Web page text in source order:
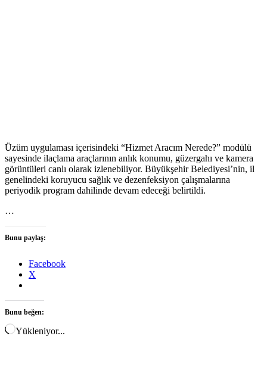
Üzüm uygulaması içerisindeki “Hizmet Aracım Nerede?” modülü
sayesinde ilaçlama araçlarının anlık konumu, güzergahı ve kamera
görüntüleri canlı olarak izlenebiliyor. Büyükşehir Belediyesi’nin, il
genelindeki koruyucu sağlık ve dezenfeksiyon çalışmalarına
periyodik program dahilinde devam edeceği belirtildi.
…
Bunu paylaş:
Facebook
X
Bunu beğen:
Yükleniyor...